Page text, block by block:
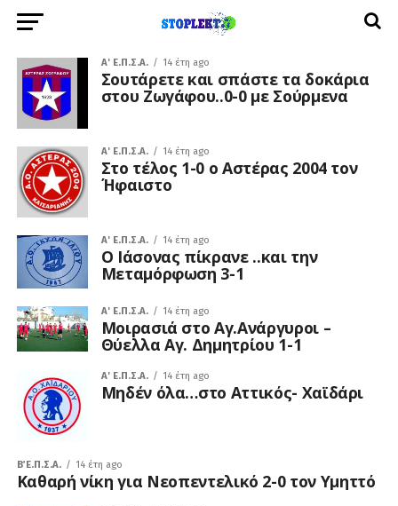
A' Ε.Π.Σ.Α. 14 έτη ago
Σουτάρετε και σπάστε τα δοκάρια
στου Ζωγάφου..0-0 με Σούρμενα
A' Ε.Π.Σ.Α. 14 έτη ago
Στο τέλος 1-0 ο Αστέρας 2004 τον
Ήφαιστο
A' Ε.Π.Σ.Α. 14 έτη ago
Ο Ιάσονας πίκρανε ..και την
Μεταμόρφωση 3-1
A' Ε.Π.Σ.Α. 14 έτη ago
Μοιρασιά στο Αγ.Ανάργυροι –
Θύελλα Αγ. Δημητρίου 1-1
A' Ε.Π.Σ.Α. 14 έτη ago
Μηδέν όλα…στο Αττικός- Χαϊδάρι
Β΄ Ε.Π.Σ.Α. 14 έτη ago
Καθαρή νίκη για Νεοπεντελικό 2-0 τον Υμηττό